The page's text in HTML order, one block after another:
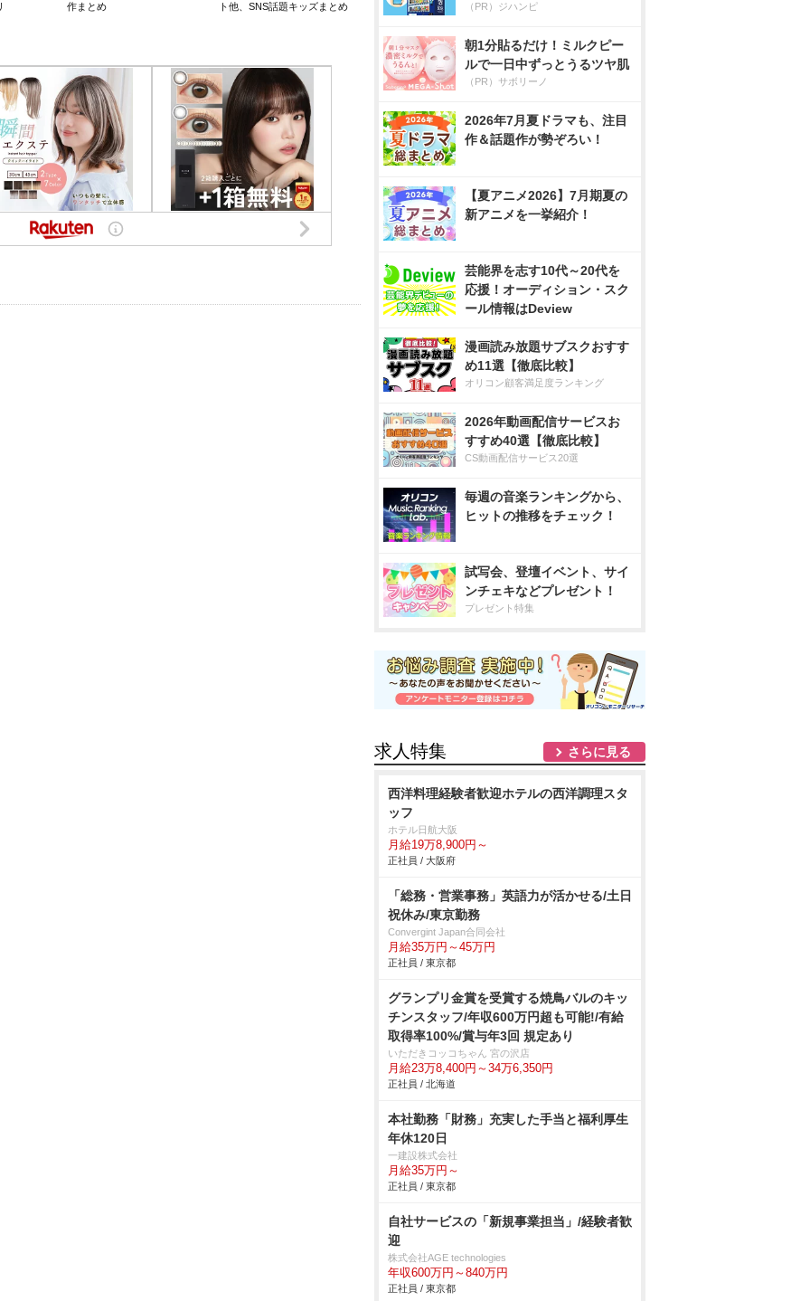
作まとめ
ト他、SNS話題キッズまとめ
（PR）ジハンピ
朝1分貼るだけ！ミルクピー
ルで一日中ずっとうるツヤ肌
（PR）サボリーノ
2026年7月夏ドラマも、注目
作＆話題作が勢ぞろい！
【夏アニメ2026】7月期夏の
新アニメを一挙紹介！
芸能界を志す10代～20代を
応援！オーディション・スク
ール情報はDeview
漫画読み放題サブスクおすす
め11選【徹底比較】
オリコン顧客満足度ランキング
2026年動画配信サービスお
すすめ40選【徹底比較】
CS動画配信サービス20選
毎週の音楽ランキングから、
ヒットの推移をチェック！
試写会、登壇イベント、サイ
ンチェキなどプレゼント！
プレゼント特集
求人特集 さらに見る
西洋料理経験者歓迎ホテルの西洋調理スタ
ッフ
ホテル日航大阪
月給19万8,900円～
正社員 / 大阪府
「総務・営業事務」英語力が活かせる/土日
祝休み/東京勤務
Convergint Japan合同会社
月給35万円～45万円
正社員 / 東京都
グランプリ金賞を受賞する焼鳥バルのキッ
チンスタッフ/年収600万円超も可能!/有給
取得率100%/賞与年3回 規定あり
いただきコッコちゃん 宮の沢店
月給23万8,400円～34万6,350円
正社員 / 北海道
本社勤務「財務」充実した手当と福利厚生
年休120日
一建設株式会社
月給35万円～
正社員 / 東京都
自社サービスの「新規事業担当」/経験者歓
迎
株式会社AGE technologies
年収600万円～840万円
正社員 / 東京都